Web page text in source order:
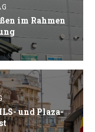
im Rahmen
und Plaza-